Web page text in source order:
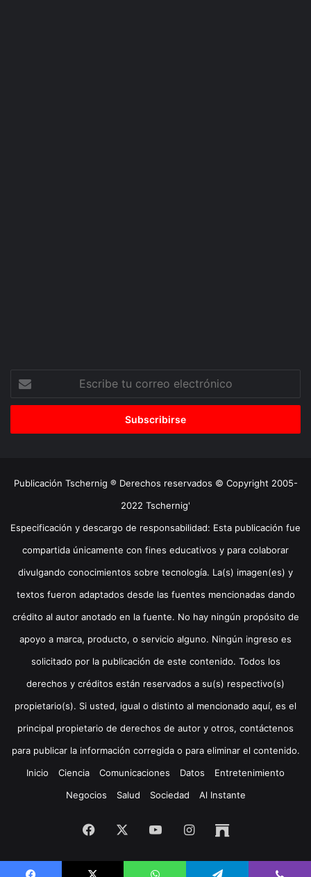
correo
Publicación Tschernig ® Derechos reservados © Copyright 2005-
2022 Tschernig'
Especificación y descargo de responsabilidad: Esta publicación fue
compartida únicamente con fines educativos y para colaborar
divulgando conocimientos sobre tecnología. La(s) imagen(es) y
textos fueron adaptados desde las fuentes mencionadas dando
crédito al autor anotado en la fuente. No hay ningún propósito de
apoyo a marca, producto, o servicio alguno. Ningún ingreso es
solicitado por la publicación de este contenido. Todos los
derechos y créditos están reservados a su(s) respectivo(s)
propietario(s). Si usted, igual o distinto al mencionado aquí, es el
principal propietario de derechos de autor y otros, contáctenos
para publicar la información corregida o para eliminar el contenido.
Inicio
Ciencia Comunicaciones Datos
Entretenimiento
Negocios
Salud Sociedad Al Instante
Facebook YouTubeInstagramArchive